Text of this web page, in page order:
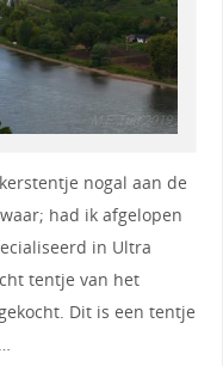
nogal aan de
had ik afgelopen
in Ultra
tentje van het
Dit is een tentje